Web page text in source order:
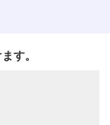
す。